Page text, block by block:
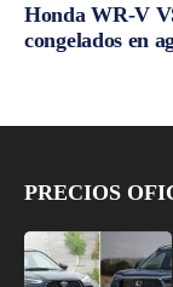
Honda WR-V
congelados en
PRECIOS